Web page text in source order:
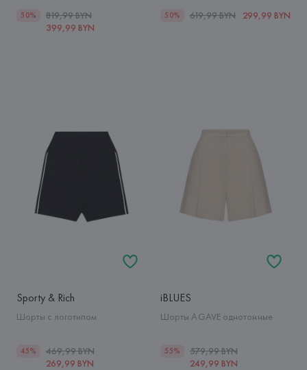
50%
819,99 BYN
399,99 BYN
50% 619,99 BYN 299,99 BYN
Sporty & Rich
Шорты с логотипом
45%
469,99 BYN
269,99 BYN
iBLUES
Шорты AGAVE однотонные
55%
579,99 BYN
249,99 BYN